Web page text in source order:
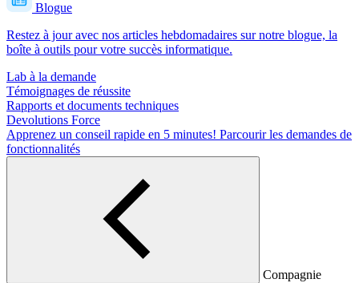
Blogue
Restez à jour avec nos articles hebdomadaires sur notre blogue, la
boîte à outils pour votre succès informatique.
Lab à la demande
Témoignages de réussite
Rapports et documents techniques
Devolutions Force
Apprenez un conseil rapide en 5 minutes! Parcourir les demandes de
fonctionnalités
Compagnie